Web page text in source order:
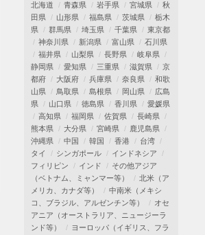
北海道 青森県 岩手県 宮城県
秋
田県
山形県 福島県 茨城県
栃木
県
群馬県 埼玉県 千葉県
東京都
神奈川県
新潟県 富山県
石川県
福井県
山梨県 長野県
岐阜県
静岡県
愛知県 三重県 滋賀県
京
都府
大阪府 兵庫県 奈良県
和歌
山県
鳥取県 島根県 岡山県
広島
県
山口県 徳島県 香川県
愛媛県
高知県
福岡県 佐賀県
長崎県
熊本県
大分県 宮崎県
鹿児島県
沖縄県
中国 韓国 香港
台湾
タイ
シンガポール
インドネシア
フィリピン
インド
その他アジア
（ベトナム、ミャンマー等）
北米（ア
メリカ、カナダ等）
中南米（メキシ
コ、ブラジル、アルゼンチン等）
オセ
アニア（オーストラリア、ニュージーラ
ンド等）
ヨーロッパ（イギリス、フラ